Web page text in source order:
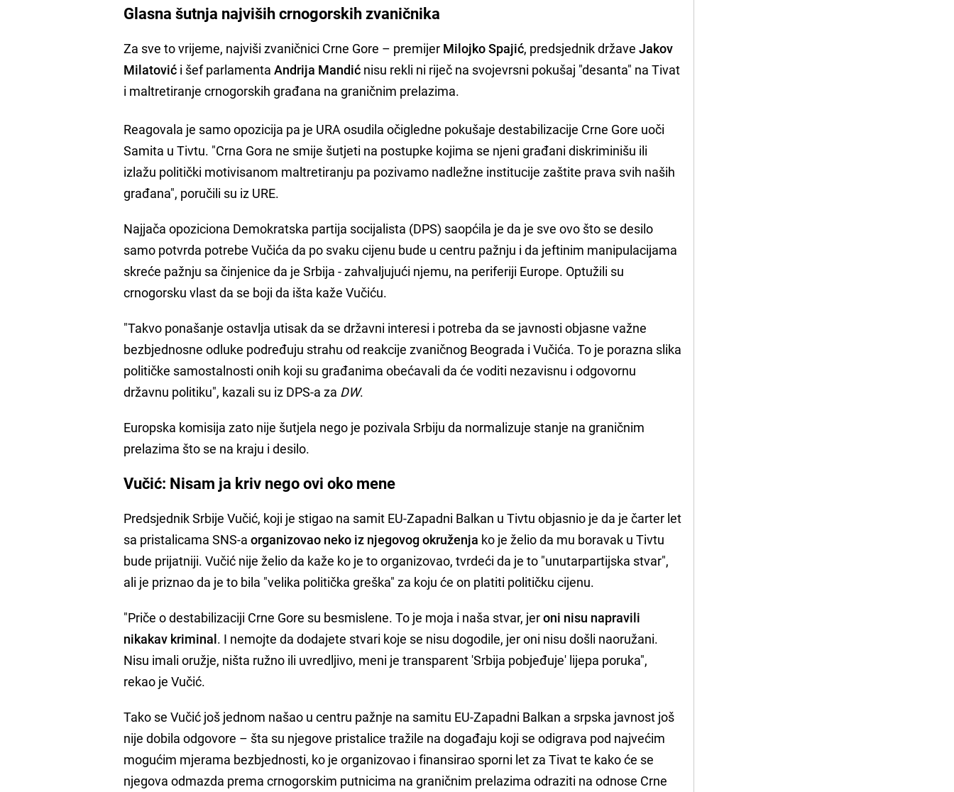
Glasna šutnja najviših crnogorskih zvaničnika
Za sve to vrijeme, najviši zvaničnici Crne Gore – premijer Milojko Spajić, predsjednik državeJakov
Milatović i šef parlamentaAndrija Mandić nisu rekli ni riječ na svojevrsni pokušaj "desanta" na Tivat
i maltretiranje crnogorskih građana na graničnim prelazima.
Reagovala je samo opozicija pa je URA osudila očigledne pokušaje destabilizacije Crne Gore uoči
Samita u Tivtu. "Crna Gora ne smije šutjeti na postupke kojima se njeni građani diskriminišu ili
izlažu politički motivisanom maltretiranju pa pozivamo nadležne institucije zaštite prava svih naših
građana", poručili su iz URE.
Najjača opoziciona Demokratska partija socijalista (DPS) saopćila je da je sve ovo što se desilo
samo potvrda potrebe Vučića da po svaku cijenu bude u centru pažnju i da jeftinim manipulacijama
skreće pažnju sa činjenice da je Srbija - zahvaljujući njemu, na periferiji Europe. Optužili su
crnogorsku vlast da se boji da išta kaže Vučiću.
"Takvo ponašanje ostavlja utisak da se državni interesi i potreba da se javnosti objasne važne
bezbjednosne odluke podređuju strahu od reakcije zvaničnog Beograda i Vučića. To je porazna slika
političke samostalnosti onih koji su građanima obećavali da će voditi nezavisnu i odgovornu
državnu politiku", kazali su iz DPS-a za DW.
Europska komisija zato nije šutjela nego je pozivala Srbiju da normalizuje stanje na graničnim
prelazima što se na kraju i desilo.
Vučić: Nisam ja kriv nego ovi oko mene
Predsjednik Srbije Vučić, koji je stigao na samit EU-Zapadni Balkan u Tivtu objasnio je da je čarter let
sa pristalicama SNS-aorganizovao neko iz njegovog okruženja ko je želio da mu boravak u Tivtu
bude prijatniji. Vučić nije želio da kaže ko je to organizovao, tvrdeći da je to "unutarpartijska stvar",
ali je priznao da je to bila "velika politička greška" za koju će on platiti političku cijenu.
"Priče o destabilizaciji Crne Gore su besmislene. To je moja i naša stvar, jeroni nisu napravili
nikakav kriminal. I nemojte da dodajete stvari koje se nisu dogodile, jer oni nisu došli naoružani.
Nisu imali oružje, ništa ružno ili uvredljivo, meni je transparent 'Srbija pobjeđuje' lijepa poruka",
rekao je Vučić.
Tako se Vučić još jednom našao u centru pažnje na samitu EU-Zapadni Balkan a srpska javnost još
nije dobila odgovore – šta su njegove pristalice tražile na događaju koji se odigrava pod najvećim
mogućim mjerama bezbjednosti, ko je organizovao i finansirao sporni let za Tivat te kako će se
njegova odmazda prema crnogorskim putnicima na graničnim prelazima odraziti na odnose Crne